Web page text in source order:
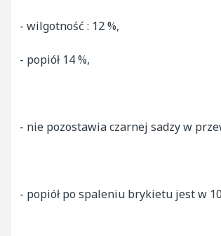
- wilgotność : 12 %,
- popiół 14 %,
- nie pozostawia czarnej sadzy w
- popiół po spaleniu brykietu jest w